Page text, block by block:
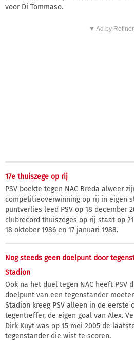
voor Di Tommaso.
▼ Ad by
17e thuiszege op rij
PSV boekte tegen NAC Breda alweer
competitieoverwinning op rij in eigen
puntverlies leed PSV op 18 december
clubrecord thuiszeges op rij staat op
18 oktober 1986 en 17 januari 1988.
Nog steeds geen doelpunt door
Stadion
Ook na het duel tegen NAC heeft PSV
doelpunt van een tegenstander
Stadion kreeg PSV alleen in de eerste
tegentreffer, de eigen goal van Alex.
Dirk Kuyt was op 15 mei 2005 de
tegenstander die wist te scoren.